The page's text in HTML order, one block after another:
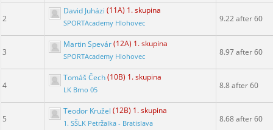
2
David Juházi (11A) 1. skupina
SPORTAcademy Hlohovec 9.22 after 60
3
Martin Spevár(12A) 1. skupina
SPORTAcademy Hlohovec 8.97 after 60
4
Tomáš Čech(10B) 1. skupina
LK Brno 05 8.8 after 60
5
Teodor Kružel (12B) 1. skupina
1. SŠLK Petržalka - Bratislava 8.68 after 60